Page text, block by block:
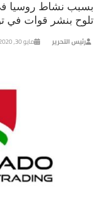
بسبب نشاط روسيا في
تلوح بنشر قوات في
رئيس التحرير مايو 30, 2020